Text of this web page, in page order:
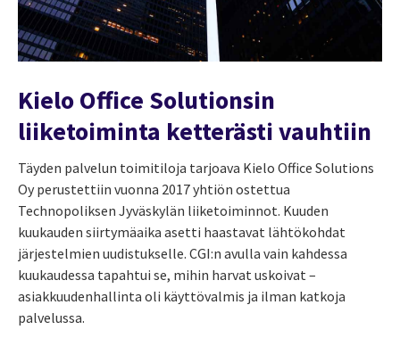
Kielo Office Solutionsin
liiketoiminta ketterästi vauhtiin
Täyden palvelun toimitiloja tarjoava Kielo Office Solutions
Oy perustettiin vuonna 2017 yhtiön ostettua
Technopoliksen Jyväskylän liiketoiminnot. Kuuden
kuukauden siirtymäaika asetti haastavat lähtökohdat
järjestelmien uudistukselle. CGI:n avulla vain kahdessa
kuukaudessa tapahtui se, mihin harvat uskoivat –
asiakkuudenhallinta oli käyttövalmis ja ilman katkoja
palvelussa.